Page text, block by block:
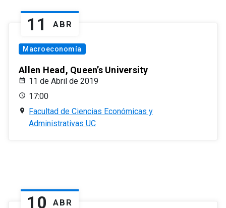
11 ABR
Macroeconomía
Allen Head, Queen’s University
11 de Abril de 2019
17:00
Facultad de Ciencias Económicas y
Administrativas UC
10 ABR